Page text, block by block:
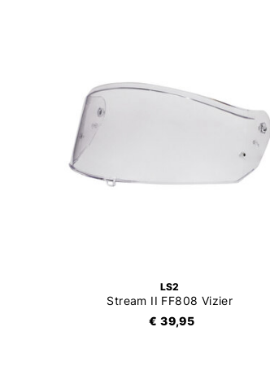
LS2
Stream II FF808 Vizier
€ 39,95